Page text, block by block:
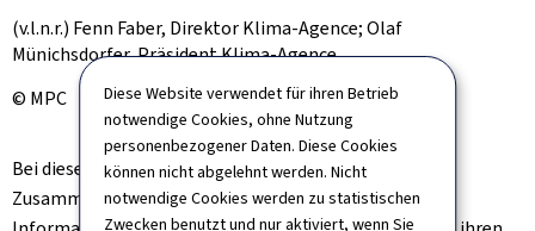
Diese Website verwendet für ihren Betrieb
notwendige Cookies, ohne Nutzung
personenbezogener Daten. Diese Cookies
können nicht abgelehnt werden. Nicht
notwendige Cookies werden zu statistischen
Zwecken benutzt und nur aktiviert, wenn Sie
(v.l.n.r.) Fenn Faber, Direktor Klima-Agence; Olaf
Münichsdorfer, Präsident Klima-Agence
© MPC
Bei diesem Treffen vereinbarten beide Seiten, ihre
Zusammenarbeit zu verstärken, um den Verbrauchern